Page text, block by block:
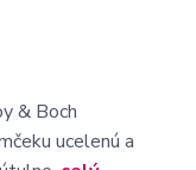
& Boch
ucelenú a